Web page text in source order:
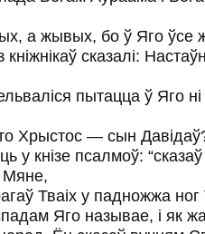
а жывых, бо ў Яго ўсе
сказалі:
пытацца ў Яго
Хрыстос — сын
у кнізе псалмоў:
Мяне,
Тваіх у падножжа ног
Яго называе, і як